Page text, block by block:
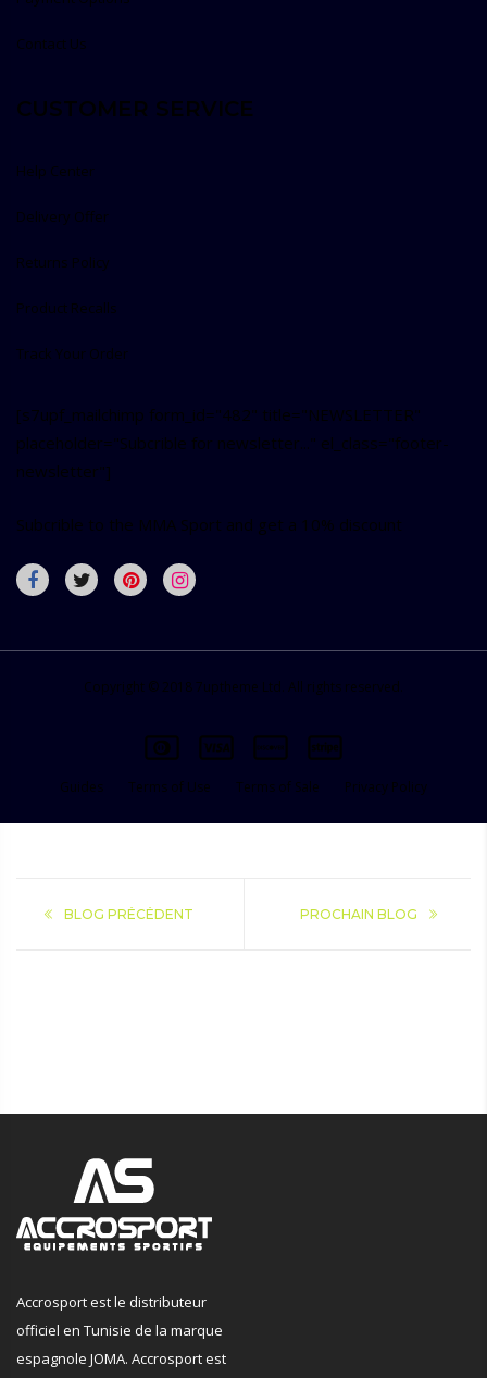
Contact Us
CUSTOMER SERVICE
Help Center
Delivery Offer
Returns Policy
Product Recalls
Track Your Order
[s7upf_mailchimp form_id="482" title="NEWSLETTER"
placeholder="Subcrible for newsletter..." el_class="footer-
newsletter"]
Subcrible to the MMA Sport and get a 10% discount
Copyright © 2018 7uptheme Ltd. All rights reserved.
Guides Terms of Use Terms of Sale Privacy Policy
BLOG PRÉCÉDENT PROCHAIN BLOG
Accrosport est le distributeur
officiel en Tunisie de la marque
espagnole JOMA. Accrosport est